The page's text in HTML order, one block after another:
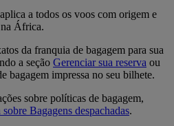
a todos os voos com origem e
África.
da franquia de bagagem para sua
a seção Gerenciar sua reserva ou
bagagem impressa no seu bilhete.
sobre políticas de bagagem,
sobre Bagagens despachadas.